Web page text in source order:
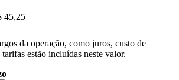
45,25
da operação, como juros, custo de
estão incluídas neste valor.